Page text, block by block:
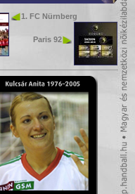
1. FC Nürnberg
Paris 92